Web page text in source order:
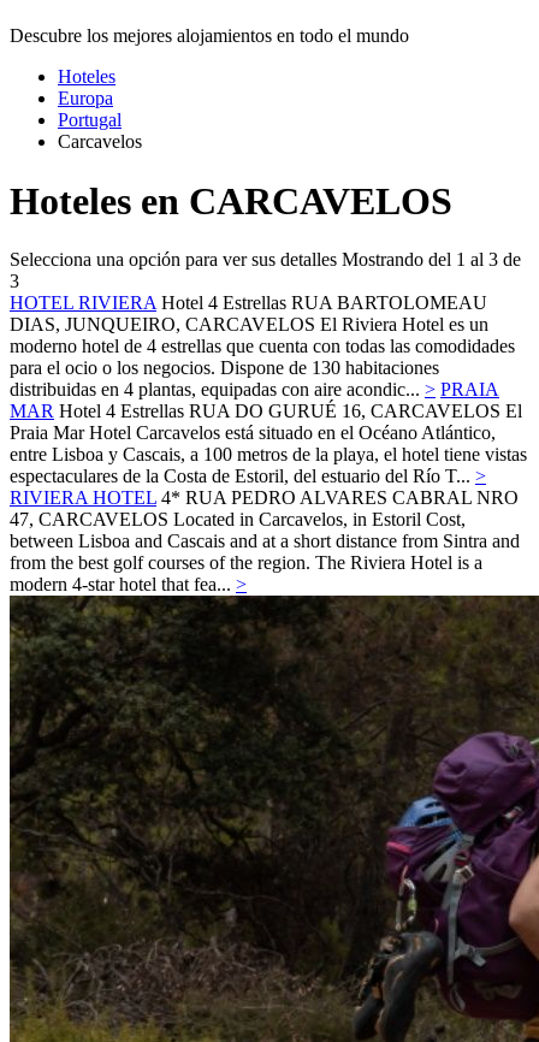
Descubre los mejores alojamientos en todo el mundo
Hoteles
Europa
Portugal
Carcavelos
Hoteles en CARCAVELOS
Selecciona una opción para ver sus detalles Mostrando del 1 al 3 de
3
HOTEL RIVIERA Hotel 4 Estrellas RUA BARTOLOMEAU
DIAS, JUNQUEIRO, CARCAVELOS El Riviera Hotel es un
moderno hotel de 4 estrellas que cuenta con todas las comodidades
para el ocio o los negocios. Dispone de 130 habitaciones
distribuidas en 4 plantas, equipadas con aire acondic... > PRAIA
MAR Hotel 4 Estrellas RUA DO GURUÉ 16, CARCAVELOS El
Praia Mar Hotel Carcavelos está situado en el Océano Atlántico,
entre Lisboa y Cascais, a 100 metros de la playa, el hotel tiene vistas
espectaculares de la Costa de Estoril, del estuario del Río T... >
RIVIERA HOTEL 4* RUA PEDRO ALVARES CABRAL NRO
47, CARCAVELOS Located in Carcavelos, in Estoril Cost,
between Lisboa and Cascais and at a short distance from Sintra and
from the best golf courses of the region. The Riviera Hotel is a
modern 4-star hotel that fea... >